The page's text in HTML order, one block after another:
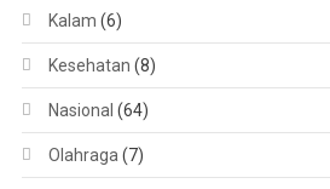
Kalam (6)
Kesehatan (8)
Nasional (64)
Olahraga (7)